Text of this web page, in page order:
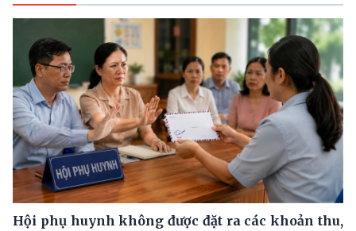
Hội phụ huynh không được đặt ra các khoản thu,